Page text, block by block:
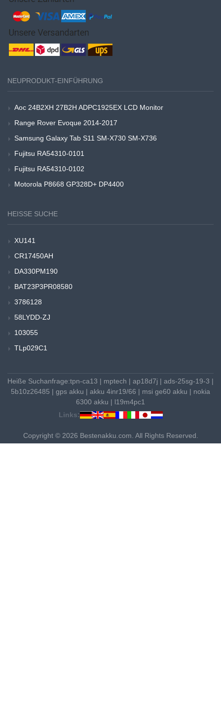
NEUPRODUKT-EINFÜHRUNG
Aoc 24B2XH 27B2H ADPC1925EX LCD Monitor
Range Rover Evoque 2014-2017
Samsung Galaxy Tab S11 SM-X730 SM-X736
Fujitsu RA54310-0101
Fujitsu RA54310-0102
Motorola P8668 GP328D+ DP4400
HEISSE SUCHE
XU141
CR17450AH
DA330PM190
BAT23P3PR08580
3786128
58LYDD-ZJ
103055
TLp029C1
Heiße Suchanfrage:tpn-ca13 | mptech | ap18d7j | ads-25sg-19-3 |
5b10z26485 | gps akku | akku 4inr19/66 | msi ge60 akku | nokia
6300 akku | l19m4pc1
Links:
Copyright © 2026 Bestenakku.com. All Rights Reserved.